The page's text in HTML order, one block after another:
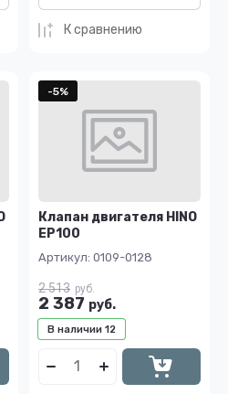
К сравнению
-5%
Клапан двигателя HINO
EP100
Артикул: 0109-0128
В наличии 12
2 513 руб.
2 387 руб.